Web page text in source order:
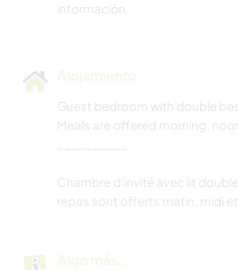
información.
Alojamiento
Guest bedroom with double
Meals are offered morning,
Chambre d'invité avec lit
repas sont offerts matin, midi et
Algo más...